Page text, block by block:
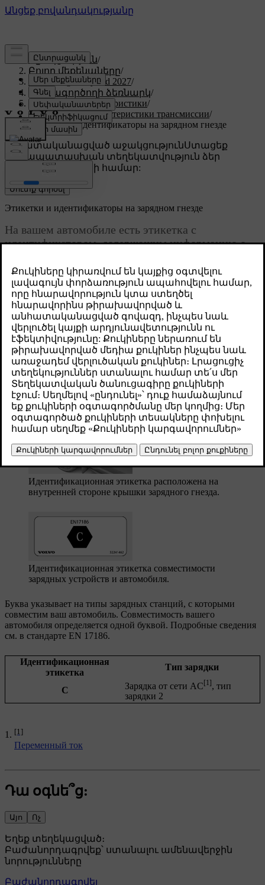
Աջակցություն/
Բոլոր մեքենաները/
XC60 Plug-in Hybrid 2027/
Օգտագործողի ձեռնարկ/
Технические характеристики/
Технические характеристики трансмиссии/
Этикетки и идентификаторы на зарядном гнезде
Անհատականացված աջակցությունՍտացեք
համապատասխան տեղեկատվություն ձեր
կոնկրետ մեքենայի համար:
Մուտք գործել
Թարմացված 04.04.2025
Этикетки и идентификаторы на зарядном гнезде
На вашем автомобиле есть этикетка с
идентификатором, содержащим информацию о
Идентификация совместимости зарядных устройств и
автомобиля
Используя информацию на идентификационных этикетках,
можно определить, подходит ли пункт зарядки для вашего
автомобиля. Эти этикетки соответствуют стандарту EN 17186.
Идентификационные этикетки содержат одну или несколько
букв. Если буква на пункте зарядки совпадает с буквой на
идентификационной этикетке на вашем автомобиле, это
означает, что они совместимы.
Идентификационная этикетка расположена на
внутренней стороне крышки зарядного гнезда.
Идентификационная этикетка совместимости
зарядных устройств и автомобиля.
Буква указывает на типы зарядных станций, с которыми
совместим ваш автомобиль. Совместимость вашего
автомобиля определяется одной буквой. Подробные сведения
см. в стандарте EN 17186.
Идентификационная
этикетка
Тип зарядки
C Зарядка от сети AC [1]
, тип
зарядки 2
[1]
Переменный ток
Դա օգնե՞ց:
Այո Ոչ